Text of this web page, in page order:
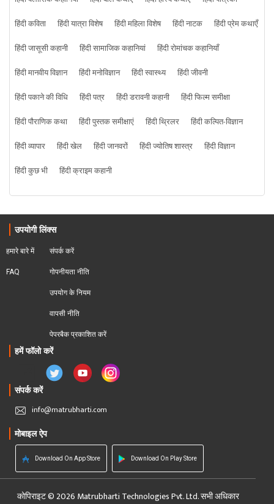
हिंदी कविता
हिंदी यात्रा विशेष हिंदी महिला विशेष हिंदी नाटक
हिंदी प्रेम कथाएँ
हिंदी जासूसी कहानी
हिंदी सामाजिक कहानियां
हिंदी रोमांचक कहानियाँ
हिंदी मानवीय विज्ञान
हिंदी मनोविज्ञान हिंदी स्वास्थ्य
हिंदी जीवनी
हिंदी पकाने की विधि
हिंदी पत्र हिंदी डरावनी कहानी
हिंदी फिल्म समीक्षा
हिंदी पौराणिक कथा
हिंदी पुस्तक समीक्षाएं हिंदी थ्रिलर
हिंदी कल्पित-विज्ञान
हिंदी व्यापार
हिंदी खेल हिंदी जानवरों हिंदी ज्योतिष शास्त्र
हिंदी विज्ञान
हिंदी कुछ भी
हिंदी क्राइम कहानी
उपयोगी लिंक्स
हमारे बारे में
FAQ
संपर्क करें
गोपनीयता नीति
उपयोग के नियम
वापसी नीति
पेपरबैक प्रकाशित करें
हमें फॉलो करें
संपर्क करें
info@matrubharti.com
मोबाइल ऐप
Download On App Store Download On Play Store
कोपिराइट © 2026 Matrubharti Technologies Pvt. Ltd. सभी अधिकार